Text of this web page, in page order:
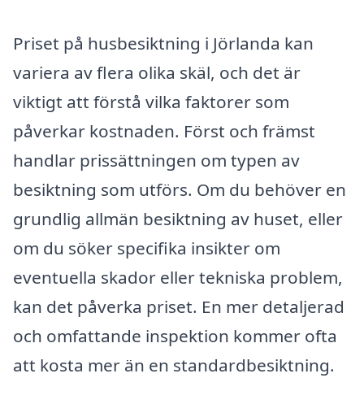
Priset på husbesiktning i Jörlanda kan
variera av flera olika skäl, och det är
viktigt att förstå vilka faktorer som
påverkar kostnaden. Först och främst
handlar prissättningen om typen av
besiktning som utförs. Om du behöver en
grundlig allmän besiktning av huset, eller
om du söker specifika insikter om
eventuella skador eller tekniska problem,
kan det påverka priset. En mer detaljerad
och omfattande inspektion kommer ofta
att kosta mer än en standardbesiktning.